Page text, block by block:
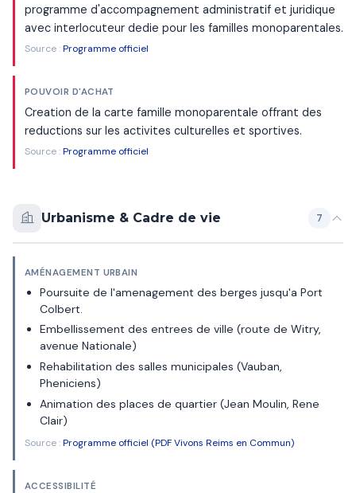
programme d'accompagnement administratif et juridique
avec interlocuteur dedie pour les familles monoparentales.
Source :Programme officiel
POUVOIR D'ACHAT
Creation de la carte famille monoparentale offrant des
reductions sur les activites culturelles et sportives.
Source :Programme officiel
Urbanisme & Cadre de vie 7
AMÉNAGEMENT URBAIN
Poursuite de l'amenagement des berges jusqu'a Port
Colbert.
Embellissement des entrees de ville (route de Witry,
avenue Nationale)
Rehabilitation des salles municipales (Vauban,
Pheniciens)
Animation des places de quartier (Jean Moulin, Rene
Clair)
Source :Programme officiel (PDF Vivons Reims en Commun)
ACCESSIBILITÉ